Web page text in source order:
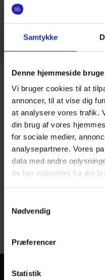
Samtykke
Denne hjemmeside
Vi bruger cookies til at
annoncer, til at vise dig
at analysere vores trafik.
din brug af vores
for sociale medier,
analysepartnere. Vores
data med andre
de har indsamlet fra din
Nødvendig
Præferencer
Statistik
Har du
Fik du svar eller brænder
Du er velkommen til at
til os
Start en
Vi hjælper familier med